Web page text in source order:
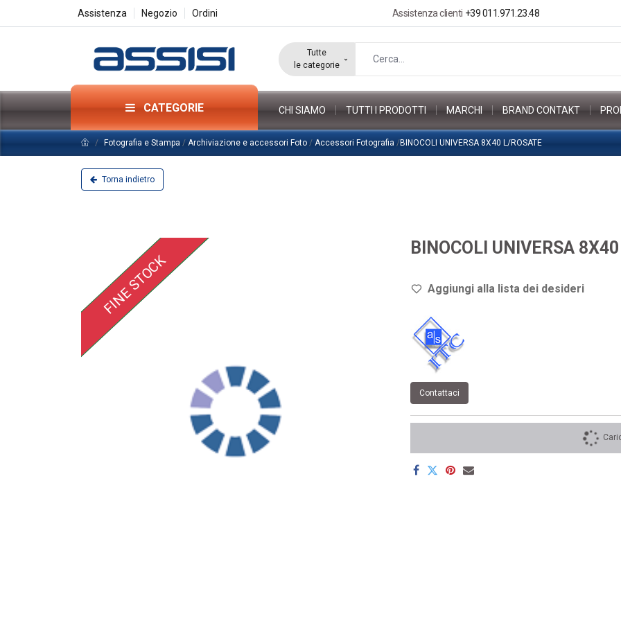
Assistenza Negozio Ordini Assistenza clienti +39 011.971.23.48
Tutte
le categorie
CATEGORIE CHI SIAMO TUTTI I PRODOTTI MARCHI BRAND CONTAKT
Fotografia e Stampa / Archiviazione e accessori Foto / Accessori Fotografia /BINOCOLI UNIVERSA 8X40 L/ROSATE
Torna indietro
FINE STOCK
BINOCOLI UNIVERSA
Aggiungi alla lista dei desideri
Contattaci